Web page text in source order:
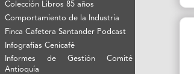
Colección Libros 85 años
Comportamiento de la Industria
Finca Cafetera Santander Podcast
Infografías Cenicafé
Informes de Gestión Comité
Antioquía